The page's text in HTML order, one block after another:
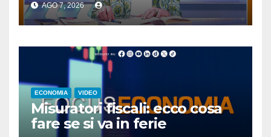
AGO 7, 2026
ECONOMIA VIDEO
Misuratori fiscali: ecco cosa
fare se si va in ferie